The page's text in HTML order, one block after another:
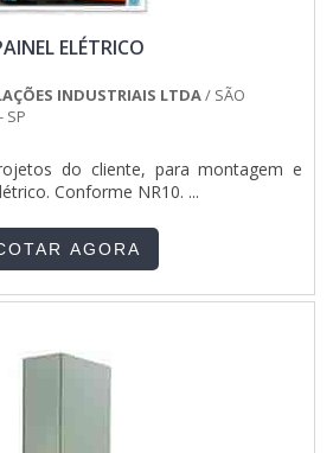
ELÉTRICO
INDUSTRIAIS LTDA/ SÃO
SP
do cliente, para montagem e
Conforme NR10. ...
AGORA